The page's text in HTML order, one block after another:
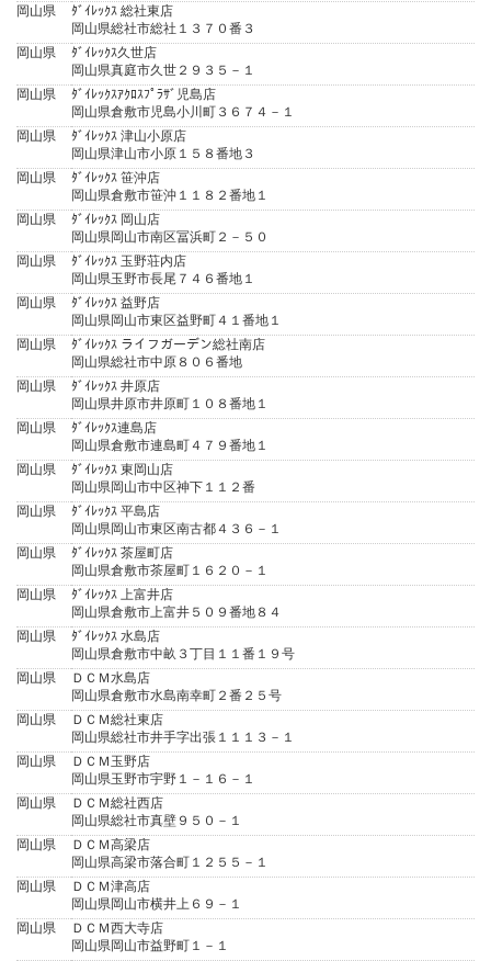
岡山県
ﾀﾞｲﾚｯｸｽ 総社東店
岡山県総社市総社１３７０番３
岡山県
ﾀﾞｲﾚｯｸｽ久世店
岡山県真庭市久世２９３５－１
岡山県
ﾀﾞｲﾚｯｸｽｱｸﾛｽﾌﾟﾗｻﾞ児島店
岡山県倉敷市児島小川町３６７４－１
岡山県
ﾀﾞｲﾚｯｸｽ 津山小原店
岡山県津山市小原１５８番地３
岡山県
ﾀﾞｲﾚｯｸｽ 笹沖店
岡山県倉敷市笹沖１１８２番地１
岡山県
ﾀﾞｲﾚｯｸｽ 岡山店
岡山県岡山市南区冨浜町２－５０
岡山県
ﾀﾞｲﾚｯｸｽ 玉野荘内店
岡山県玉野市長尾７４６番地１
岡山県
ﾀﾞｲﾚｯｸｽ 益野店
岡山県岡山市東区益野町４１番地１
岡山県
ﾀﾞｲﾚｯｸｽ ライフガーデン総社南店
岡山県総社市中原８０６番地
岡山県
ﾀﾞｲﾚｯｸｽ 井原店
岡山県井原市井原町１０８番地１
岡山県
ﾀﾞｲﾚｯｸｽ連島店
岡山県倉敷市連島町４７９番地１
岡山県
ﾀﾞｲﾚｯｸｽ 東岡山店
岡山県岡山市中区神下１１２番
岡山県
ﾀﾞｲﾚｯｸｽ 平島店
岡山県岡山市東区南古都４３６－１
岡山県
ﾀﾞｲﾚｯｸｽ 茶屋町店
岡山県倉敷市茶屋町１６２０－１
岡山県
ﾀﾞｲﾚｯｸｽ 上富井店
岡山県倉敷市上富井５０９番地８４
岡山県
ﾀﾞｲﾚｯｸｽ 水島店
岡山県倉敷市中畝３丁目１１番１９号
岡山県
ＤＣＭ水島店
岡山県倉敷市水島南幸町２番２５号
岡山県
ＤＣＭ総社東店
岡山県総社市井手字出張１１１３－１
岡山県
ＤＣＭ玉野店
岡山県玉野市宇野１－１６－１
岡山県
ＤＣＭ総社西店
岡山県総社市真壁９５０－１
岡山県
ＤＣＭ高梁店
岡山県高梁市落合町１２５５－１
岡山県
ＤＣＭ津高店
岡山県岡山市横井上６９－１
岡山県
ＤＣＭ西大寺店
岡山県岡山市益野町１－１